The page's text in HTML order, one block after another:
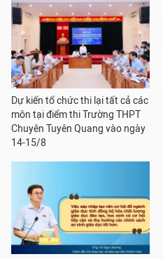
Dự kiến tổ chức thi lại tất cả các
môn tại điểm thi Trường THPT
Chuyên Tuyên Quang vào ngày
14-15/8